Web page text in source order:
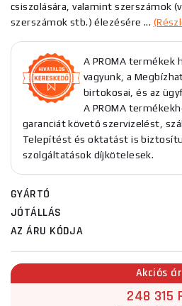
csiszolására, valamint szerszámok
szerszámok stb.) élezésére ...
A PROMA termékek
vagyunk, a
birtokosai, és az
A PROMA
garanciát követő szervizelést,
Telepítést és oktatást is
szolgáltatások díjkötelesek.
GYÁRTÓ
JÓTÁLLÁS
AZ ÁRU KÓDJA
Akciós ár
248 315